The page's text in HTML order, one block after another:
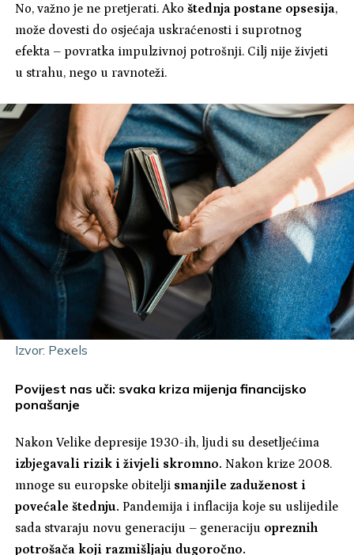
No, važno je ne pretjerati. Akoštednja postane opsesija,
može dovesti do osjećaja uskraćenosti i suprotnog
efekta – povratka impulzivnoj potrošnji. Cilj nije živjeti
u strahu, nego u ravnoteži.
Izvor: Pexels
Povijest nas uči: svaka kriza mijenja financijsko
ponašanje
Nakon Velike depresije 1930-ih, ljudi su desetljećima
izbjegavali rizik i živjeli skromno. Nakon krize 2008.
mnoge su europske obitelji smanjile zaduženost i
povećale štednju. Pandemija i inflacija koje su uslijedile
sada stvaraju novu generaciju – generaciju opreznih
potrošača koji razmišljaju dugoročno.